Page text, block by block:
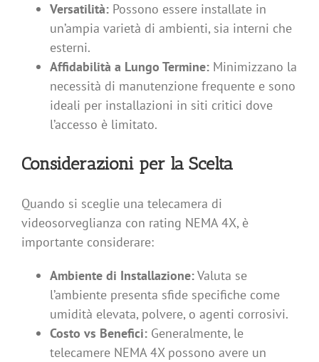
Versatilità: Possono essere installate in
un’ampia varietà di ambienti, sia interni che
esterni.
Affidabilità a Lungo Termine: Minimizzano la
necessità di manutenzione frequente e sono
ideali per installazioni in siti critici dove
l’accesso è limitato.
Considerazioni per la Scelta
Quando si sceglie una telecamera di
videosorveglianza con rating NEMA 4X, è
importante considerare:
Ambiente di Installazione:Valuta se
l’ambiente presenta sfide specifiche come
umidità elevata, polvere, o agenti corrosivi.
Costo vs Benefici: Generalmente, le
telecamere NEMA 4X possono avere un